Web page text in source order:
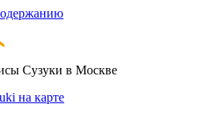
Сузуки в Москве
на карте